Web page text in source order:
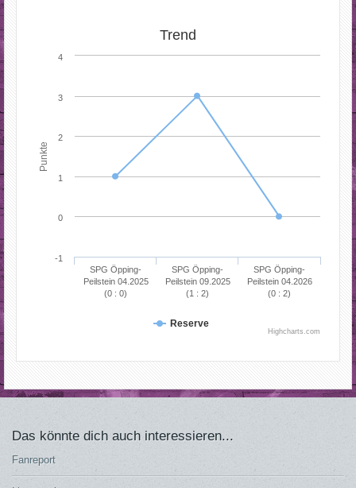
Punkte
Trend
Reserve
SPG Öpping-
Peilstein 04.2025
(0 : 0)
SPG Öpping-
Peilstein 09.2025
(1 : 2)
SPG Öpping-
Peilstein 04.2026
(0 : 2)
0
1
2
3
-1
4
Highcharts.com
Das könnte dich auch interessieren...
Fanreport